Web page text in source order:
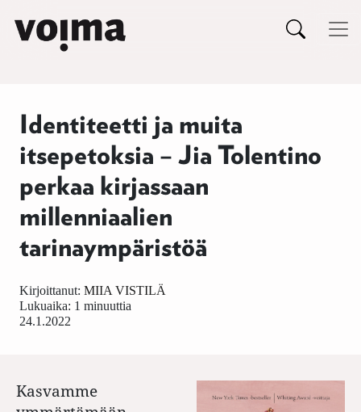
Siirry sisältöön
Päävalikko
Identiteetti ja muita
itsepetoksia – Jia Tolentino
perkaa kirjassaan
millenniaalien
tarinaympäristöä
24.1.2022
Kirjoittanut: MIIA VISTILÄ
Lukuaika: 1 minuuttia
Kasvamme